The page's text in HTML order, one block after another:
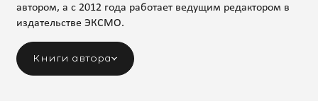
автором, а с 2012 года работает ведущим редактором в
издательстве ЭКСМО.
Книги автора